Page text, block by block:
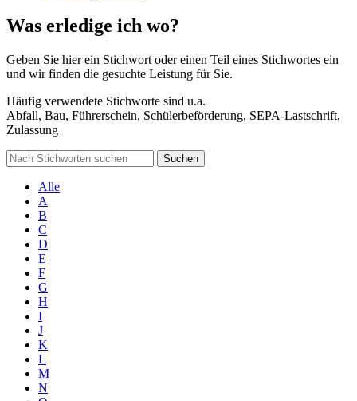
Was erledige ich wo?
Geben Sie hier ein Stichwort oder einen Teil eines Stichwortes ein
und wir finden die gesuchte Leistung für Sie.
Häufig verwendete Stichworte sind u.a.
Abfall, Bau, Führerschein, Schülerbeförderung, SEPA-Lastschrift,
Zulassung
Suchen
Alle
A
B
C
D
E
F
G
H
I
J
K
L
M
N